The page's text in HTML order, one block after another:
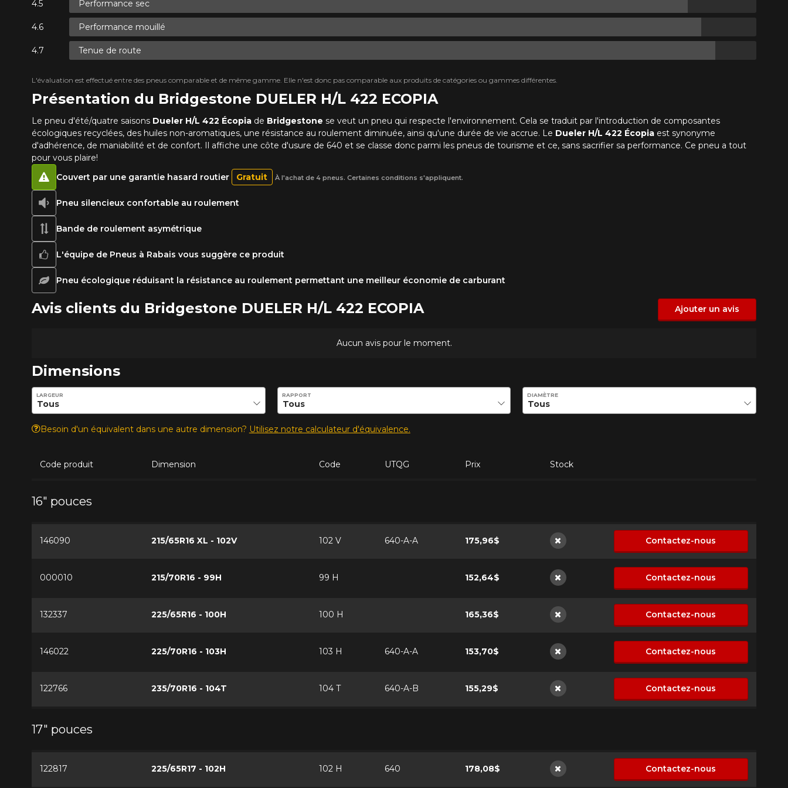
Présentation du Bridgestone DUELER H/L 422 ECOPIA
Le pneu d'été/quatre saisons Dueler H/L 422 Écopiade Bridgestone se veut un pneu qui respecte l'environnement. Cela se traduit par l'introduction de composantes
écologiques recyclées, des huiles non-aromatiques, une résistance au roulement diminuée, ainsi qu'une durée de vie accrue. Le Dueler H/L 422 Écopiaest synonyme
d'adhérence, de maniabilité et de confort. Il affiche une côte d'usure de 640 et se classe donc parmi les pneus de tourisme et ce, sans sacrifier sa performance. Ce pneu a tout
pour vous plaire!
Performance sec
Performance mouillé
Tenue de route
L'évaluation est effectué entre des pneus comparable et de même gamme. Elle n'est donc pas comparable aux produits de catégories ou gammes différentes.
Pneu silencieux confortable au roulement
Bande de roulement asymétrique
L'équipe de Pneus à Rabais vous suggère ce produit
Pneu écologique réduisant la résistance au roulement permettant une meilleur économie de carburant
Couvert par une garantie hasard routier Gratuit À l'achat de 4 pneus. Certaines conditions s'appliquent.
Avis clients du Bridgestone DUELER H/L 422 ECOPIA Ajouter un avis
Aucun avis pour le moment.
Dimensions
Entrez les dimensions souhaitées pour vérifier la disponibilité de ce produit.
LARGEUR RAPPORT DIAMÈTRE
Besoin d'un équivalent dans une autre dimension? Utilisez notre calculateur d'équivalence.
Code produit Dimension Code UTQG Prix Stock
16" pouces
146090 215/65R16 XL - 102V 102 V 640-A-A 175,96$
Non disponible
Contactez-nous
000010 215/70R16 - 99H 99 H 152,64$
Non disponible
Contactez-nous
132337 225/65R16 - 100H 100 H 165,36$
Non disponible
Contactez-nous
146022 225/70R16 - 103H 103 H 640-A-A 153,70$
Non disponible
Contactez-nous
122766 235/70R16 - 104T 104 T 640-A-B 155,29$
Non disponible
Contactez-nous
17" pouces
122817 225/65R17 - 102H 102 H 640 178,08$
Non disponible
Contactez-nous